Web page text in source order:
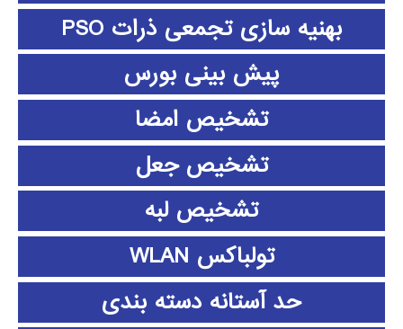
بهنیه سازی تجمعی ذرات PSO
پیش بینی بورس
تشخیص امضا
تشخیص جعل
تشخیص لبه
تولباکس WLAN
حد آستانه دسته بندی